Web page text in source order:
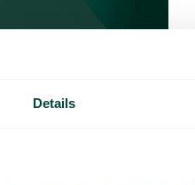
Details